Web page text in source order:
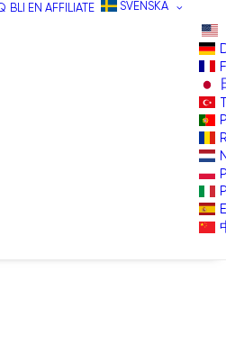
BLI EN AFFILIATE SVENSKA